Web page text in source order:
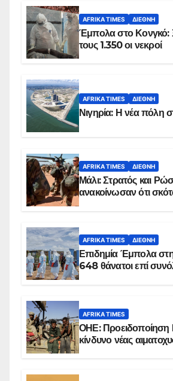
AFRIKA TIMES ΔΙΕΘΝΉ
Έμπολα στο Κονγκό:
τους 1.350 οι νεκροί
AFRIKA TIMES ΔΙΕΘΝΉ
Νιγηρία: Η νέα πόλη
AFRIKA TIMES ΔΙΕΘΝΉ
Μάλι: Στρατός και
ανακοίνωσαν ότι
AFRIKA TIMES ΔΙΕΘΝΉ
Επιδημία Έμπολα
648 θάνατοι επί
AFRIKA TIMES
ΟΗΕ: Προειδοποίηση
κίνδυνο νέας